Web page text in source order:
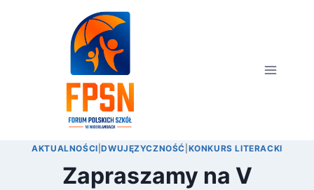
AKTUALNOŚCI |DWUJĘZYCZNOŚĆ KONKURS LITERACKI
Zapraszamy na V